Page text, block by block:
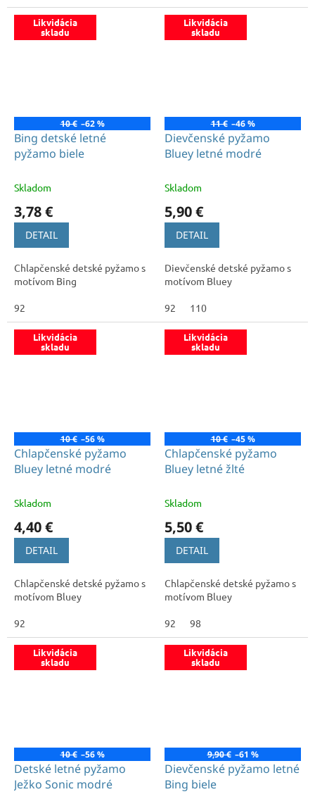
Likvidácia
skladu
10 € –62 %
Bing detské letné
pyžamo biele
Skladom
3,78 €
DETAIL
Chlapčenské detské pyžamo s
motívom Bing
92
Likvidácia
skladu
11 € –46 %
Dievčenské pyžamo
Bluey letné modré
Skladom
5,90 €
DETAIL
Dievčenské detské pyžamo s
motívom Bluey
92 110
Likvidácia
skladu
10 € –56 %
Chlapčenské pyžamo
Bluey letné modré
Skladom
4,40 €
DETAIL
Chlapčenské detské pyžamo s
motívom Bluey
92
Likvidácia
skladu
10 € –45 %
Chlapčenské pyžamo
Bluey letné žlté
Skladom
5,50 €
DETAIL
Chlapčenské detské pyžamo s
motívom Bluey
92 98
Likvidácia
skladu
10 € –56 %
Detské letné pyžamo
Ježko Sonic modré
Likvidácia
skladu
9,90 € –61 %
Dievčenské pyžamo letné
Bing biele